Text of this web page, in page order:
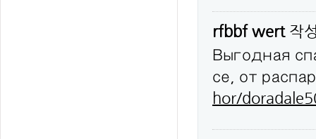
rfbbf wert 작
Выгодная
се, от
hor/